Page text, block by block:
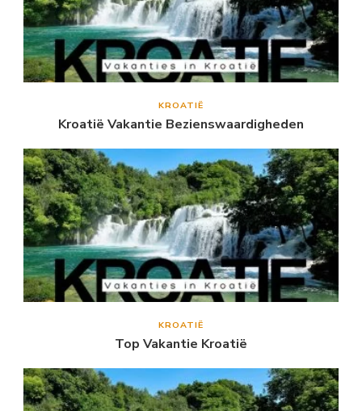
KROATIË
Kroatië Vakantie Bezienswaardigheden
KROATIË
Top Vakantie Kroatië